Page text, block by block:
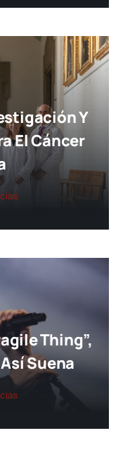
Y
El Cáncer
Thing”,
Suena